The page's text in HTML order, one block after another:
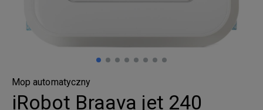
Mop automatyczny
iRobot Braava jet 240